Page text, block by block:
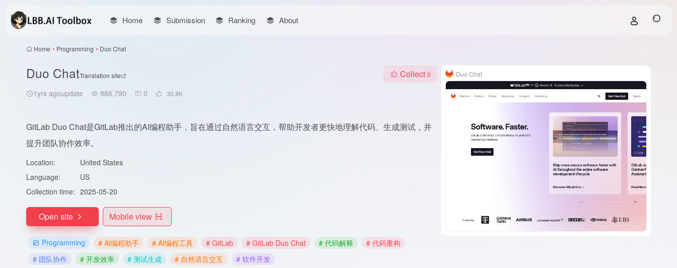
Home Submission Ranking About
Home • Programming • Duo Chat
Duo ChatTranslation site
1yrs agoupdate 886,790 0 30.8K
Collect 0
GitLab Duo Chat是GitLab推出的AI编程助手，旨在通过自然语言交互，帮助开发者更快地理解代码、生成测试，并
提升团队协作效率。
Location:
United States
Language:
US
Collection time: 2025-05-20
Open site Mobile view
Programming # AI编程助手 # AI编程工具 # GitLab # GitLab Duo Chat # 代码解释
# 代码重构
# 团队协作
# 开发效率 # 测试生成 # 自然语言交互 # 软件开发
Duo Chat